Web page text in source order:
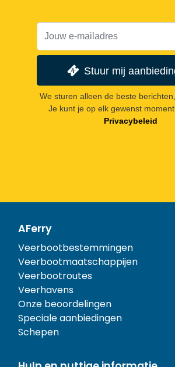
Stuur mij
We sturen alleen de beste
Je kunt je op elk gewenst moment
Privacybeleid
AFerry
Veerbootbestemmingen
Veerbootmaatschappijen
Veerbootroutes
Veerhavens
Onze beoordelingen
Speciale aanbiedingen
Schepen